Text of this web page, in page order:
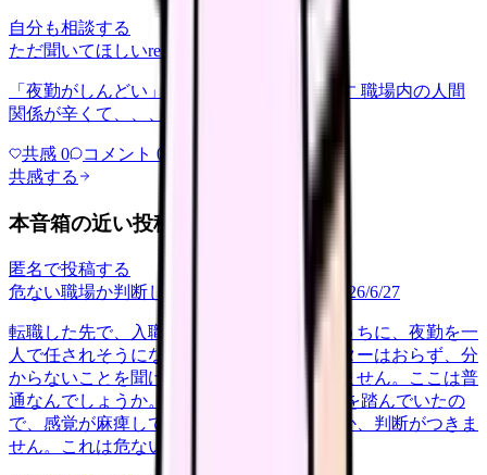
自分も相談する
ただ聞いてほしいrelationships
「夜勤がしんどい」について相談したいです 職場内の人間
関係が辛くて、、、
共感 0 コメント 0
共感する
本音箱の近い投稿
匿名で投稿する
危ない職場か判断してほしい
career-growth 2026/6/27
転職した先で、入職して二ヶ月も経たないうちに、夜勤を一
人で任されそうになっています。プリセプターはおらず、分
からないことを聞ける相手も日によっていません。ここは普
通なんでしょうか。 前の職場はもっと段階を踏んでいたの
で、感覚が麻痺しているのか自分が甘いのか、判断がつきま
せん。これは危ない環境なのか…